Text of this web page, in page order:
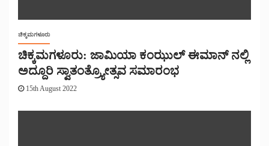
ಚಿಕ್ಕಮಗಳೂರು
ಚಿಕ್ಕಮಗಳೂರು: ಜಾಮಿಯಾ ಕಂಝುಲ್ ಈಮಾನ್ ನಲ್ಲಿ
ಅದ್ದೂರಿ ಸ್ವಾತಂತ್ರ್ಯೋತ್ಸವ ಸಮಾರಂಭ
15th August 2022